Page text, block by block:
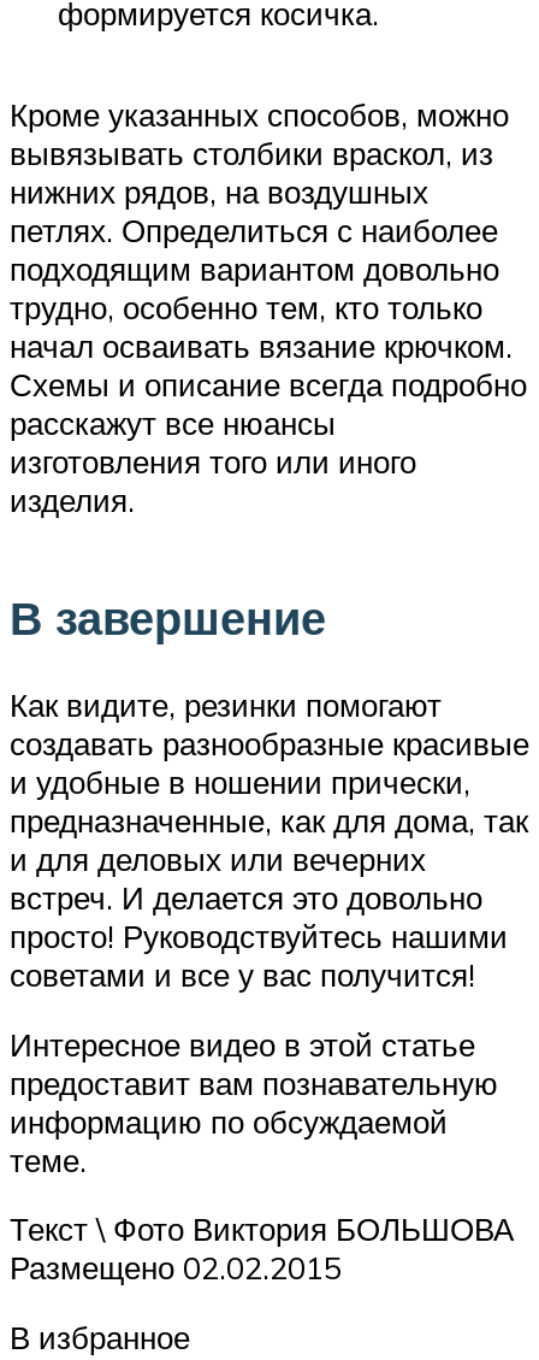
формируется косичка.
Кроме указанных способов, можно
вывязывать столбики враскол, из
нижних рядов, на воздушных
петлях. Определиться с наиболее
подходящим вариантом довольно
трудно, особенно тем, кто только
начал осваивать вязание крючком.
Схемы и описание всегда подробно
расскажут все нюансы
изготовления того или иного
изделия.
В завершение
Как видите, резинки помогают
создавать разнообразные красивые
и удобные в ношении прически,
предназначенные, как для дома, так
и для деловых или вечерних
встреч. И делается это довольно
просто! Руководствуйтесь нашими
советами и все у вас получится!
Интересное видео в этой статье
предоставит вам познавательную
информацию по обсуждаемой
теме.
Текст \ Фото Виктория БОЛЬШОВА
Размещено 02.02.2015
В избранное